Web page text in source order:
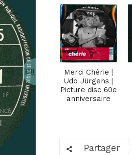
Merci Chérie |
Udo Jürgens |
Picture disc 60e
anniversaire
Partager